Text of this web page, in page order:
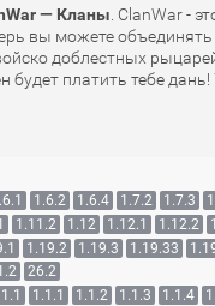
— Кланы . ClanWar -
вы можете
доблестных
платить тебе дань!
1.6.2 1.6.4 1.7.2 1.7.3
1.11.2 1.12 1.12.1 1.12.2
1.19.2 1.19.3 1.19.33
26.2
1.1 1.1.1 1.1.2 1.1.3 1.1.4